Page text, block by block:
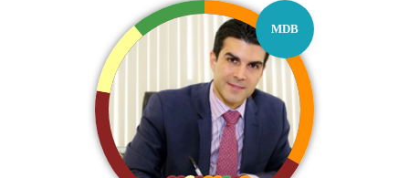
MDB